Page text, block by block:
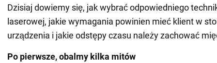
Dzisiaj dowiemy się, jak wybrać odpowiedniego
laserowej, jakie wymagania powinien mieć klient w
urządzenia i jakie odstępy czasu należy zachować
Po pierwsze, obalmy kilka mitów